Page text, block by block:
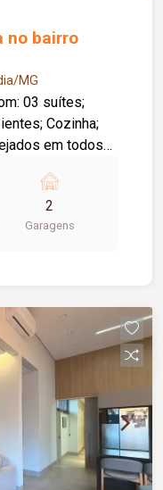
no bairro
MG
Cozinha;
em todos
completa;
modernos e
conforto,
2
Garagens